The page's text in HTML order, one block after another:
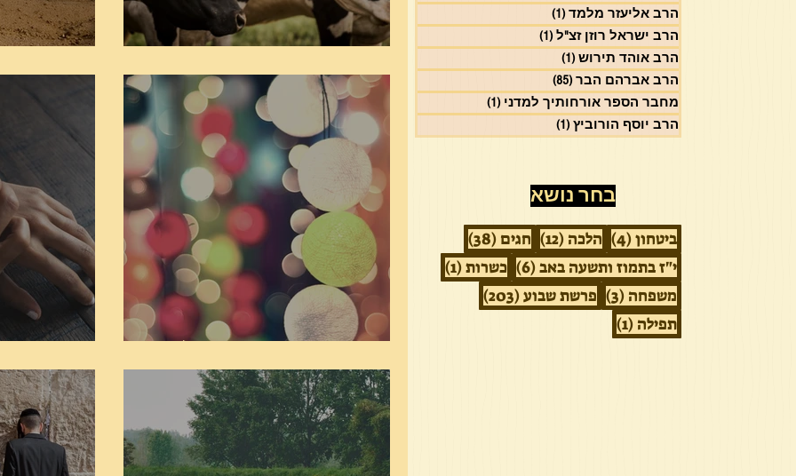
חיי אברהם פרשת פנחס פרשת
חיי אברהם פרשת בלק פרשת
הרב אליעזר מלמד (1)
הרב ישראל רוזן זצ"ל (1)
הרב אוהד תירוש (1)
הרב אברהם הבר (85)
מחבר הספר אורחותיך למדני (1)
הרב יוסף הורוביץ (1)
בחר נושא
ביטחון(4) 4 פוסטים הלכה (12) 12 פוסטיםחגים (38)
38 פוסטים
י"ז בתמוז ותשעה באב(6) 6 פוסטים כשרות(1) פוסט 1
משפחה (3) 3 פוסטים פרשת שבוע(203)
203 פוסטים
תפילה (1) פוסט 1